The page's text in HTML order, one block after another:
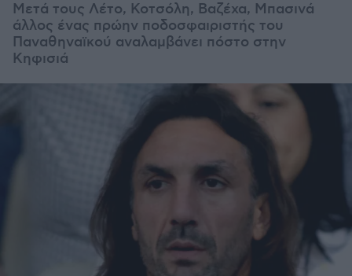
Μετά τους Λέτο, Κοτσόλη, Βαζέχα, Μπασινά
άλλος ένας πρώην ποδοσφαιριστής του
Παναθηναϊκού αναλαμβάνει πόστο στην
Κηφισιά